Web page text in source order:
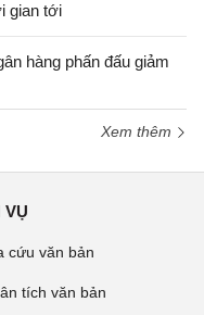
gian tới
hàng phấn đấu giảm
Xem thêm
VỤ
cứu văn bản
tích văn bản